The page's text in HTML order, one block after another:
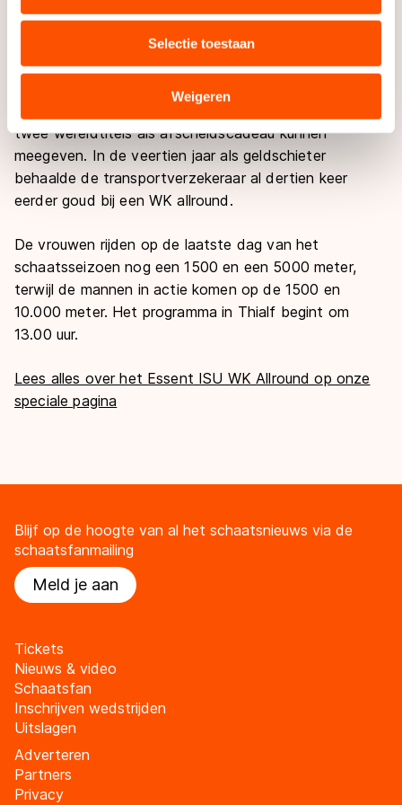
combineren met andere gegevens die u aan hen heeft
verstrekt of die zij hebben verzameld via hun services.
Sommige partners kunnen gegevens doorgeven aan
landen buiten de EU, zoals de VS, waar mogelijk geen
adequaat beschermingsniveau geldt volgens de GDPR.
Door op ‘Toestaan’ te klikken, stemt u in met deze
overdracht. Meer informatie vindt u in onscookiebeleid
Selectie toestaan
Weigeren
laten voor zijn sport. "Koen is dit seizoen van het
begin tot het einde goed en hij merkt dat je dat
verdient door discipline."
Kemkers zou zondag de scheidende sponsor TVM
twee wereldtitels als afscheidscadeau kunnen
meegeven. In de veertien jaar als geldschieter
behaalde de transportverzekeraar al dertien keer
eerder goud bij een WK allround.
De vrouwen rijden op de laatste dag van het
schaatsseizoen nog een 1500 en een 5000 meter,
terwijl de mannen in actie komen op de 1500 en
10.000 meter. Het programma in Thialf begint om
13.00 uur.
Lees alles over het Essent ISU WK Allround op onze
speciale pagina
Blijf op de hoogte van al het schaatsnieuws via de
schaatsfanmailing
Meld je aan
Tickets
Nieuws & video
Schaatsfan
Inschrijven wedstrijden
Uitslagen
Adverteren
Partners
Privacy